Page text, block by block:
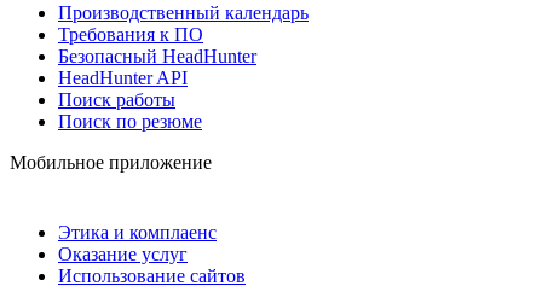
Производственный календарь
Требования к ПО
Безопасный HeadHunter
HeadHunter API
Поиск работы
Поиск по резюме
Мобильное приложение
Этика и комплаенс
Оказание услуг
Использование сайтов